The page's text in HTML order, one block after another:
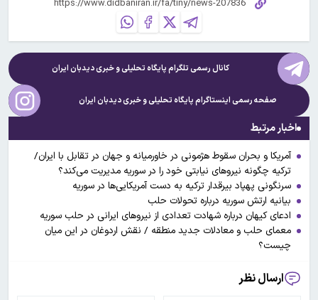
کانال رسمی تلگرام پایگاه تحلیلی و خبریدیدبان ایران
صفحه رسمی اینستاگرام پایگاه تحلیلی و خبریدیدبان ایران
اخبار مرتبط
آمریکا و بحران سقوط هژمونی در خاورمیانه و جهان در تقابل با ایران/
ترکیه چگونه نیروهای نیابتی خود را در سوریه مدیریت می‌کند؟
سرنگونی پهپاد بیرقدار ترکیه به دست آمریکایی‌ها در سوریه
بیانیه ارتش سوریه درباره تحولات حلب
ادعای کیهان درباره شهادت تعدادی از نیروهای ایرانی در حلب سوریه
معمای حلب و معادلات جدید منطقه / نقش اردوغان در این میان
چیست؟
ارسال نظر